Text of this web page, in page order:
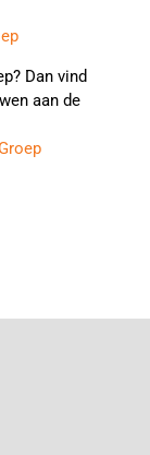
Dan vind
aan de